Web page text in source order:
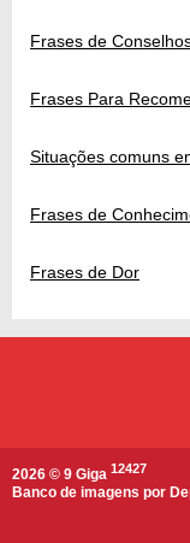
Frases de
Frases Para
Situações comuns
Frases de
Frases de Dor
2026 © 9 Giga 12427
Banco de imagens por